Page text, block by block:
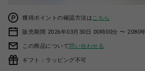
獲得ポイントの確認方法は こちら
販売期間 2026年03月30日 00時00分 〜 2080
この商品について問い合わせる
ギフト：ラッピング不可